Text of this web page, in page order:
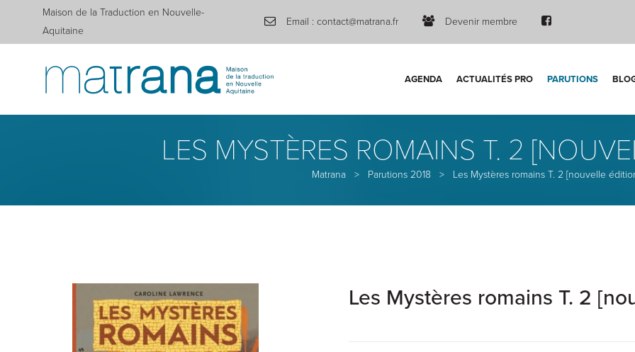
Maison de la Traduction en Nouvelle-
Aquitaine
Email : contact@matrana.fr Devenir membre
AGENDA ACTUALITÉS PRO PARUTIONS
LES MYSTÈRES ROMAINS T. 2
Matrana > Parutions 2018 > Les Mystères romains T. 2 [nouvelle
Les Mystères romains T. 2